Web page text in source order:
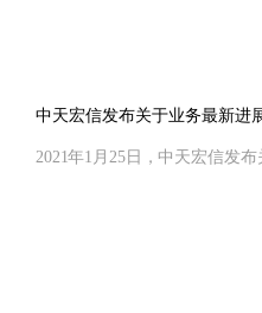
中天宏信发布关于业务最新进
2021年1月25日，中天宏信发